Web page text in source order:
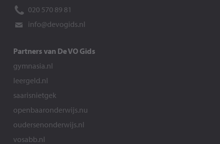
020 570 89 81
info@devogids.nl
Partners van De VO Gids
gymnasia.nl
leergeld.nl
saarisnietgek
openbaaronderwijs.nu
oudersenonderwijs.nl
vosabb.nl